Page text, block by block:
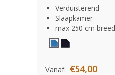
Verduisterend
Slaapkamer
max 250 cm breed
Vanaf: €54,00